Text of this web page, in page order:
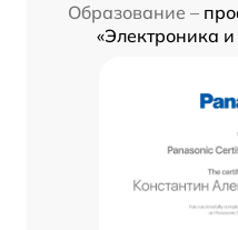
Образование –
«Электроника